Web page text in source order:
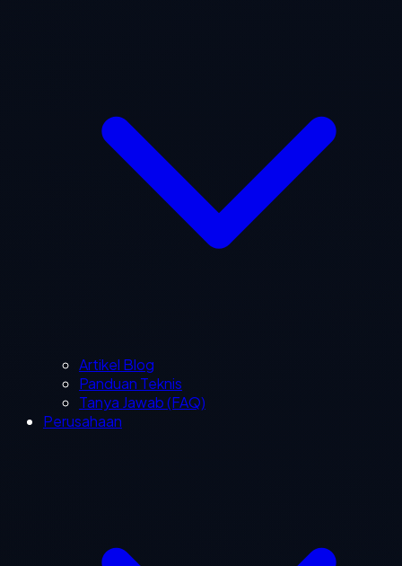
Artikel Blog
Panduan Teknis
Tanya Jawab (FAQ)
Perusahaan